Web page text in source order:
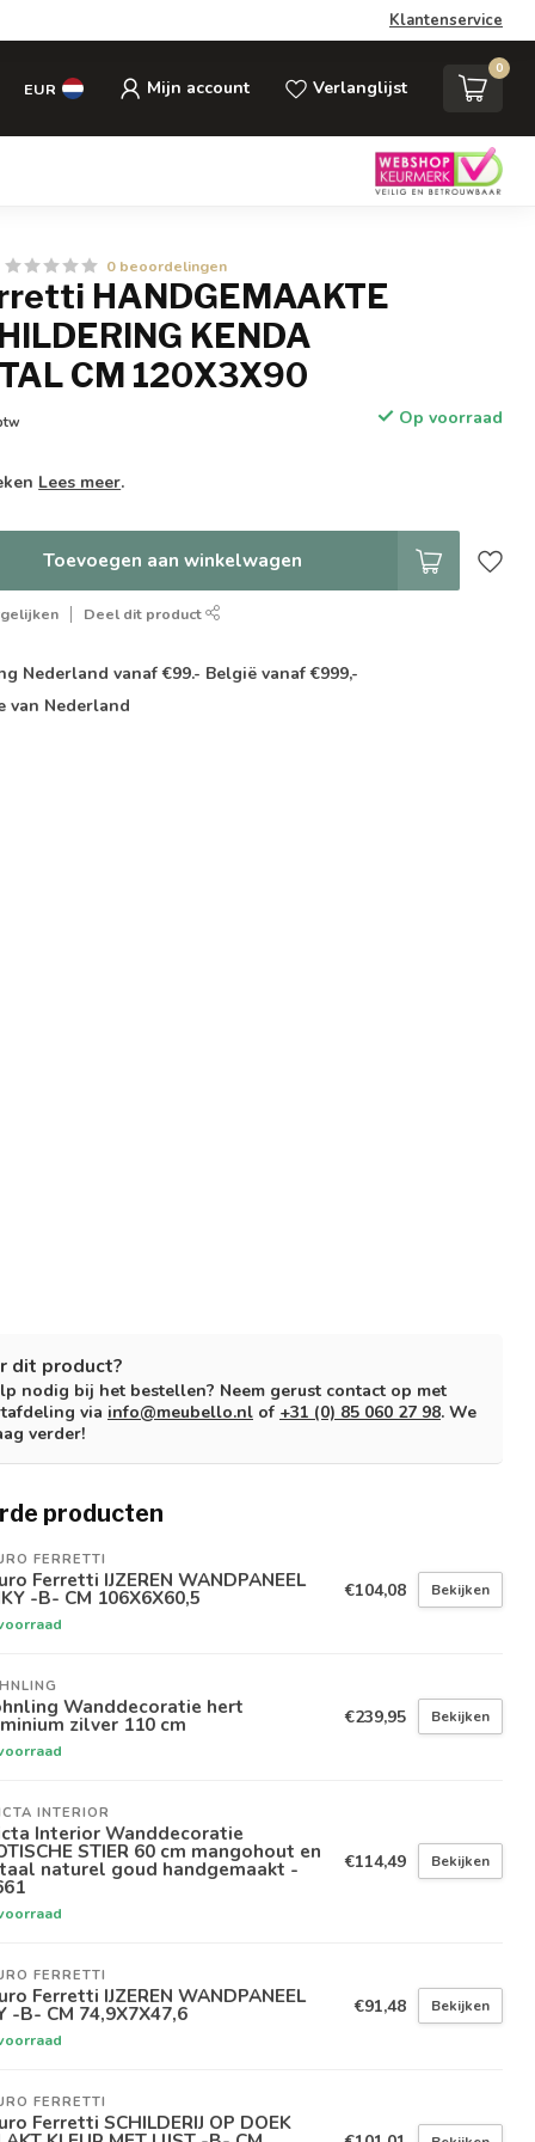
Klantenservice
EUR Mijn account Verlanglijst
0
0 beoordelingen
HANDGEMAAKTE
KENDA
CM 120X3X90
Op voorraad
Lees meer.
Toevoegen aan winkelwagen
Deel dit product
Nederland vanaf €99.- België vanaf €999,-
van Nederland
dit product?
nodig bij het bestellen? Neem gerust contact op met
via info@meubello.nl of +31 (0) 85 060 27 98. We
verder!
producten
FERRETTI
Ferretti IJZEREN WANDPANEEL
-B- CM 106X6X60,5 €104,08 Bekijken
Wanddecoratie hert
zilver 110 cm €239,95 Bekijken
INTERIOR
Interior Wanddecoratie
STIER 60 cm mangohout en
naturel goud handgemaakt - €114,49 Bekijken
FERRETTI
Ferretti IJZEREN WANDPANEEL
-B- CM 74,9X7X47,6 €91,48 Bekijken
FERRETTI
Ferretti SCHILDERIJ OP DOEK